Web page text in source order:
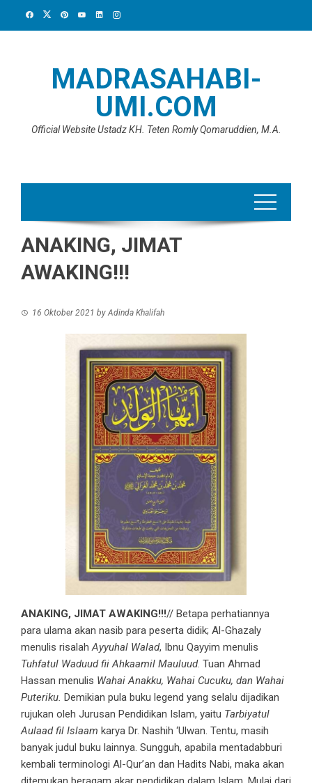
MADRASAHABI-
UMI.COM
Official Website Ustadz KH. Teten Romly Qomaruddien, M.A.
ANAKING, JIMAT
AWAKING!!!
16 Oktober 2021 byAdinda Khalifah
ANAKING, JIMAT AWAKING!!!// Betapa perhatiannya
para ulama akan nasib para peserta didik; Al-Ghazaly
menulis risalahAyyuhal Walad, Ibnu Qayyim menulis
Tuhfatul Waduud fii Ahkaamil Mauluud. Tuan Ahmad
Hassan menulis Wahai Anakku, Wahai Cucuku, dan Wahai
Puteriku. Demikian pula buku legend yang selalu dijadikan
rujukan oleh Jurusan Pendidikan Islam, yaitu Tarbiyatul
Aulaad fil Islaam karya Dr. Nashih ‘Ulwan. Tentu, masih
banyak judul buku lainnya. Sungguh, apabila mentadabburi
kembali terminologi Al-Qur’an dan Hadits Nabi, maka akan